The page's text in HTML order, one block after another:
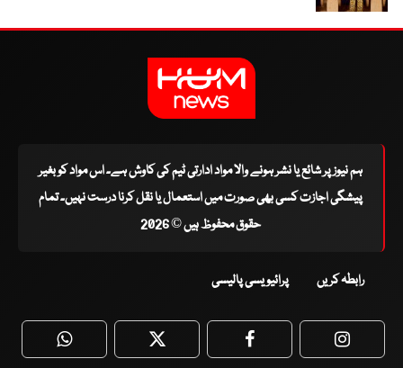
ہم نیوز پر شائع یا نشر ہونے والا مواد ادارتی ٹیم کی کاوش ہے۔ اس مواد کو بغیر
پیشگی اجازت کسی بھی صورت میں استعمال یا نقل کرنا درست نہیں۔ تمام
حقوق محفوظ ہیں © 2026
رابطہ کریں پرائیویسی پالیسی
WhatsApp Twitter Facebook